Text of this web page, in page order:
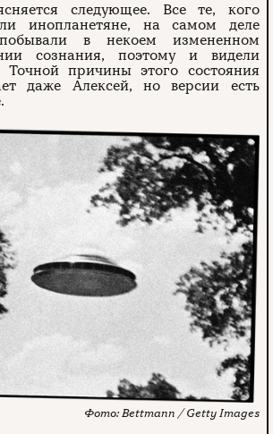
следующее. Все те, кого
инопланетяне, на самом деле
в некоем измененном
сознания, поэтому и видели
Точной причины этого состояния
даже Алексей, но версии есть
Bettmann / Getty Images